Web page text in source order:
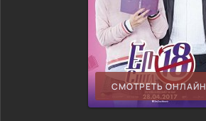
СМОТРЕТЬ ОНЛАЙН